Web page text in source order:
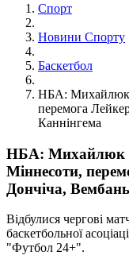
Спорт
Новини Спорту
Баскетбол
НБА: Михайлюк
перемога
Каннінгема
НБА: Михайлюк
Міннесоти,
Дончіча,
Відбулися чергові
баскетбольної
"Футбол 24+".